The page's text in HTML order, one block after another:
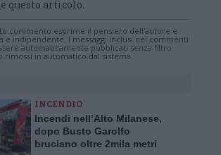
questo articolo.
commento esprime il pensiero dell'autore e
indipendente. I messaggi inclusi nei commenti
automaticamente pubblicati senza filtro
in automatico dal sistema.
INCENDIO
Incendi nell’Alto Milanese,
dopo Busto Garolfo
bruciano oltre 2mila metri